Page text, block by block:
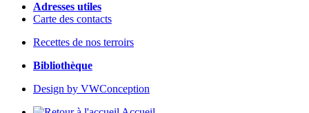
Adresses utiles
Carte des contacts
Recettes de nos terroirs
Bibliothèque
Design by VWConception